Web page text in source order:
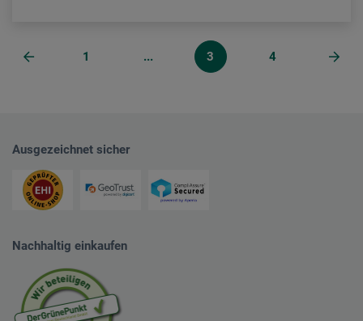
1 ... 3 4
Ausgezeichnet sicher
Nachhaltig einkaufen